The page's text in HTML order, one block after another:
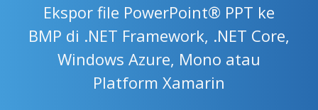
Ekspor file PowerPoint® PPT ke
BMP di .NET Framework, .NET Core,
Windows Azure, Mono atau
Platform Xamarin